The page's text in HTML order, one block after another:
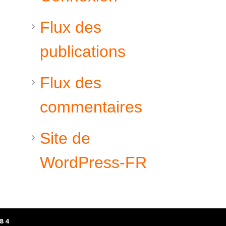
Flux des
publications
Flux des
commentaires
Site de
WordPress-FR